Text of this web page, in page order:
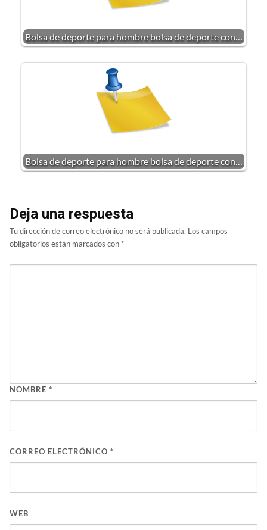
Bolsa de deporte para hombre bolsa de deporte con…
Bolsa de deporte para hombre bolsa de deporte con…
Deja una respuesta
Tu dirección de correo electrónico no será publicada. Los campos
obligatorios están marcados con *
NOMBRE *
CORREO ELECTRÓNICO *
WEB